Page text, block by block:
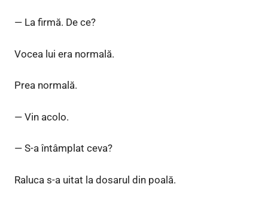
— La firmă. De ce?
Vocea lui era normală.
Prea normală.
— Vin acolo.
— S-a întâmplat ceva?
Raluca s-a uitat la dosarul din poală.